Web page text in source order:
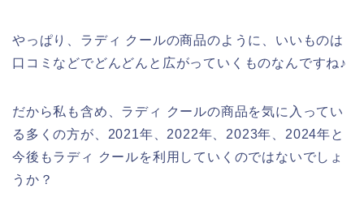
やっぱり、ラディ クールの商品のように、いいものは
口コミなどでどんどんと広がっていくものなんですね♪
だから私も含め、ラディ クールの商品を気に入ってい
る多くの方が、2021年、2022年、2023年、2024年と
今後もラディ クールを利用していくのではないでしょ
うか？